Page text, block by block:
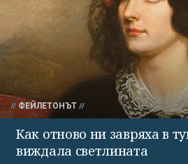
ФЕЙЛЕТОНЪТ
Как отново ни завряха в
виждала светлината